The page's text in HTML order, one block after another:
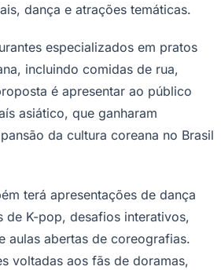
dança e atrações temáticas.
especializados em pratos
incluindo comidas de rua,
é apresentar ao público
asiático, que ganharam
da cultura coreana no Brasil
terá apresentações de dança
de K-pop, desafios interativos,
aulas abertas de coreografias.
voltadas aos fãs de doramas,